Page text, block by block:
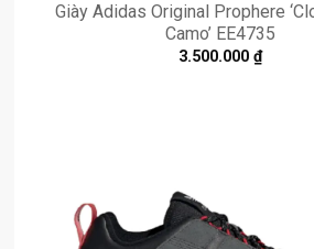
Giày Adidas Original Prophere
Camo’ EE4735
3.500.000 ₫